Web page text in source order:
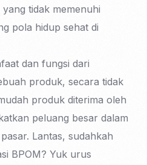
tidak memenuhi
pola hidup sehat di
dan fungsi dari
produk, secara tidak
produk diterima oleh
peluang besar dalam
Lantas, sudahkah
BPOM? Yuk urus